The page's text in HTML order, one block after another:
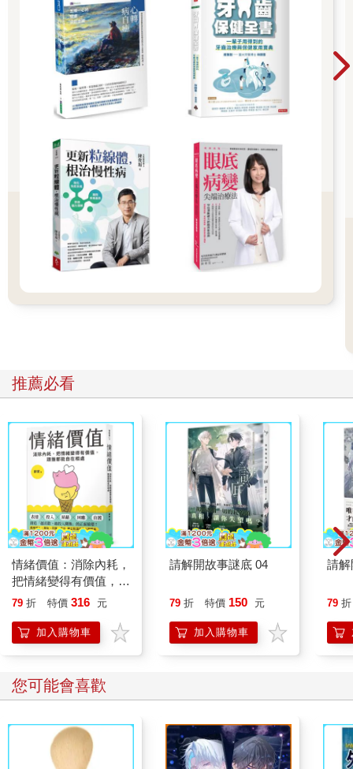
推薦必看
情緒價值：消除內耗，
把情緒變得有價值，跟
誰都能自在相處
79 折 特價 316 元
加入購物車
請解開故事謎底 04
79 折 特價 150 元
加入購物車
請解
79 折
您可能會喜歡